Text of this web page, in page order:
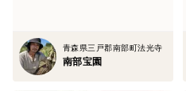
青森県三戸郡南部町法光寺
南部宝園